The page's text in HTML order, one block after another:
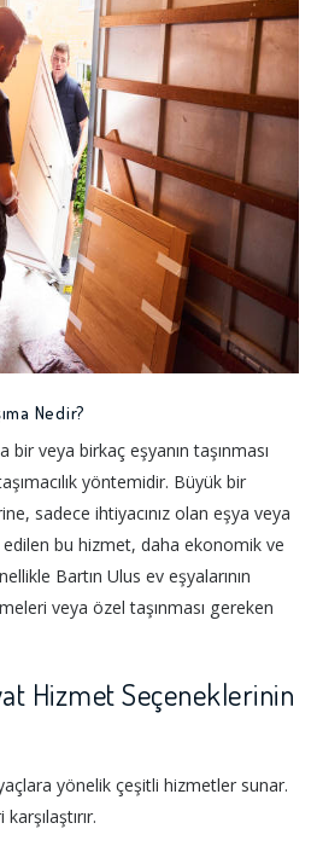
Nedir?
bir veya birkaç eşyanın taşınması
yöntemidir. Büyük bir
sadece ihtiyacınız olan eşya veya
edilen bu hizmet, daha ekonomik ve
Bartın Ulus ev eşyalarının
veya özel taşınması gereken
Hizmet Seçeneklerinin
yönelik çeşitli hizmetler sunar.